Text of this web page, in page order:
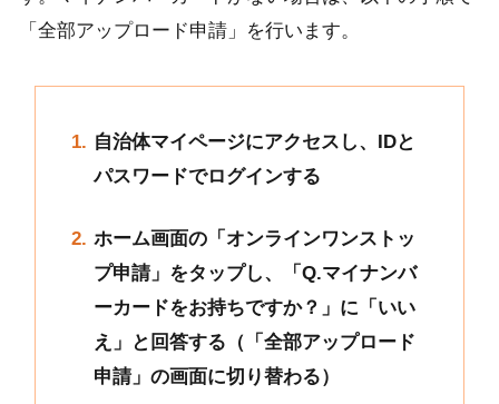
「全部アップロード申請」を行います。
自治体マイページにアクセスし、IDと
パスワードでログインする
ホーム画面の「オンラインワンストッ
プ申請」をタップし、「Q.マイナンバ
ーカードをお持ちですか？」に「いい
え」と回答する（「全部アップロード
申請」の画面に切り替わる）